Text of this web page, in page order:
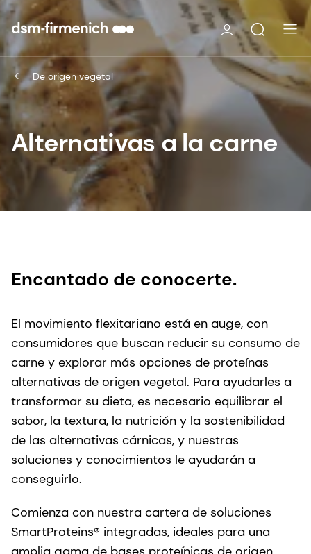
De origen vegetal
Alternativas a la carne
Encantado de conocerte.
El movimiento flexitariano está en auge, con
consumidores que buscan reducir su consumo de
carne y explorar más opciones de proteínas
alternativas de origen vegetal. Para ayudarles a
transformar su dieta, es necesario equilibrar el
sabor, la textura, la nutrición y la sostenibilidad
de las alternativas cárnicas, y nuestras
soluciones y conocimientos le ayudarán a
conseguirlo.
Comienza con nuestra cartera de soluciones
SmartProteins® integradas, ideales para una